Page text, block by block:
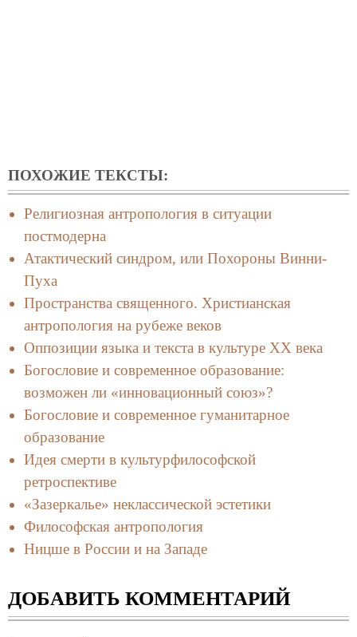
ПОХОЖИЕ ТЕКСТЫ:
Религиозная антропология в ситуации
постмодерна
Атактический синдром, или Похороны Винни-
Пуха
Пространства священного. Христианская
антропология на рубеже веков
Оппозиции языка и текста в культуре XX века
Богословие и современное образование:
возможен ли «инновационный союз»?
Богословие и современное гуманитарное
образование
Идея смерти в культурфилософской
ретроспективе
«Зазеркалье» неклассической эстетики
Философская антропология
Ницше в России и на Западе
ДОБАВИТЬ КОММЕНТАРИЙ